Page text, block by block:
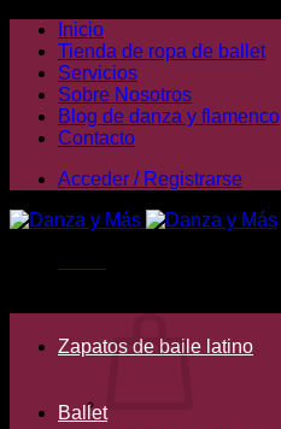
Saltar
contenido
Inicio
Tienda de ropa de ballet
Servicios
Sobre Nosotros
Blog de danza y flamenco
Contacto
Acceder / Registrarse
Zapatos de baile latino
Ballet